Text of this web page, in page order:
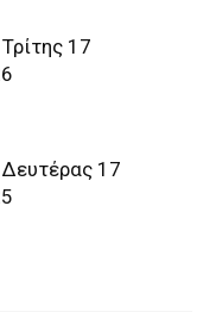
17
17